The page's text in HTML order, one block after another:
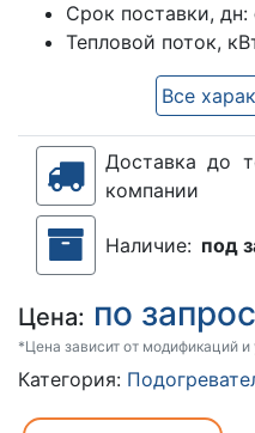
Срок поставки, дн:
Тепловой поток,
Все
Доставка до
компании
Наличие: под
Цена: по
*Цена зависит от модификаций и
Категория: